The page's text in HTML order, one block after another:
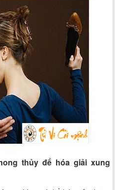
thủy để hóa giải xung